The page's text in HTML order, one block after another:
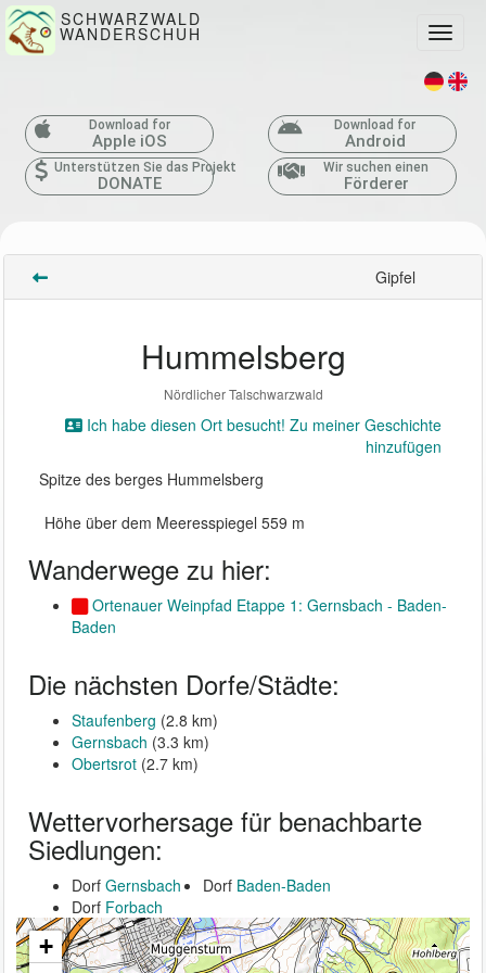
SCHWARZWALD
WANDERSCHUH
Download for
Apple iOS
Download for
Android
Unterstützen Sie das Projekt
DONATE
Wir suchen einen
Förderer
Gipfel
Hummelsberg
Nördlicher Talschwarzwald
Ich habe diesen Ort besucht! Zu meiner Geschichte
hinzufügen
Spitze des berges Hummelsberg
Höhe über dem Meeresspiegel 559 m
Wanderwege zu hier:
Ortenauer Weinpfad Etappe 1: Gernsbach - Baden-
Baden
Die nächsten Dorfe/Städte:
Staufenberg (2.8 km)
Gernsbach (3.3 km)
Obertsrot (2.7 km)
Wettervorhersage für benachbarte
Siedlungen:
Dorf Gernsbach Dorf Baden-Baden
Dorf Forbach
+